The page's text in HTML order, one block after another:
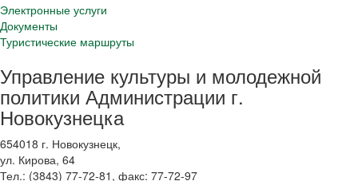
Электронные услуги
Документы
Туристические маршруты
Управление культуры и молодежной
политики Администрации г.
Новокузнецка
654018 г. Новокузнецк,
ул. Кирова, 64
Тел.: (3843) 77-72-81 , факс: 77-72-97